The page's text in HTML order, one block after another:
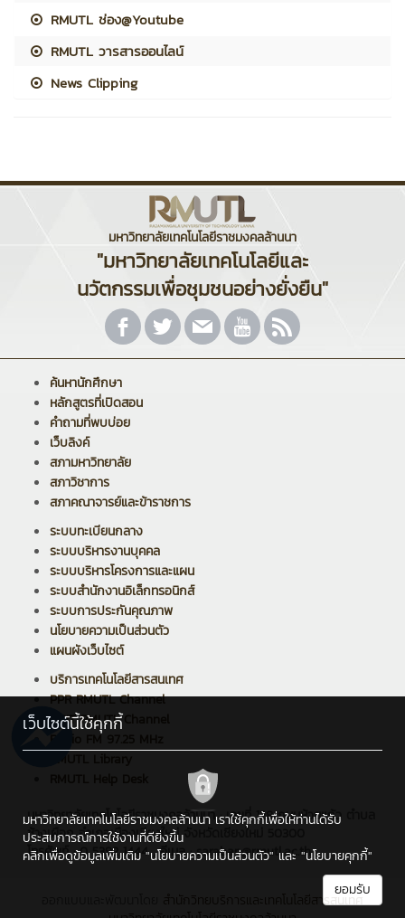
RMUTL ช่อง@Youtube
RMUTL วารสารออนไลน์
News Clipping
มหาวิทยาลัยเทคโนโลยีราชมงคลล้านนา
"มหาวิทยาลัยเทคโนโลยีและ
นวัตกรรมเพื่อชุมชนอย่างยั่งยืน"
ค้นหานักศึกษา
หลักสูตรที่เปิดสอน
คำถามที่พบบ่อย
เว็บลิงค์
สภามหาวิทยาลัย
สภาวิชาการ
สภาคณาจารย์และข้าราชการ
ระบบทะเบียนกลาง
ระบบบริหารงานบุคคล
ระบบบริหารโครงการและแผน
ระบบสำนักงานอิเล็กทรอนิกส์
ระบบการประกันคุณภาพ
นโยบายความเป็นส่วนตัว
แผนผังเว็บไซต์
บริการเทคโนโลยีสารสนเทศ
PPR RMUTL Channel
ARIT RMUTL Channel
Radio FM 97.25 MHz
มหาวิทยาลัยเทคโนโลยีราชมงคลล้านนา : เลขที่ 128 ถนนห้วยแก้ว ตำบล
ช้างเผือก อำเภอเมืองเชียงใหม่ จังหวัดเชียงใหม่ 50300
โทรศัพท์ : 0 5392 1444 , อีเมล : saraban@rmutl.ac.th
เว็บไซต์นี้ใช้คุกกี้
มหาวิทยาลัยเทคโนโลยีราชมงคลล้านนา เราใช้คุกกี้เพื่อให้ท่านได้รับ
ประสบการณ์การใช้งานที่ดียิ่งขึ้น
คลิกเพื่อดูข้อมูลเพิ่มเติม "นโยบายความเป็นส่วนตัว" และ "นโยบายคุกกี้"
ยอมรับ
สำนักวิทยบริการและเทคโนโลยีสารสนเทศ